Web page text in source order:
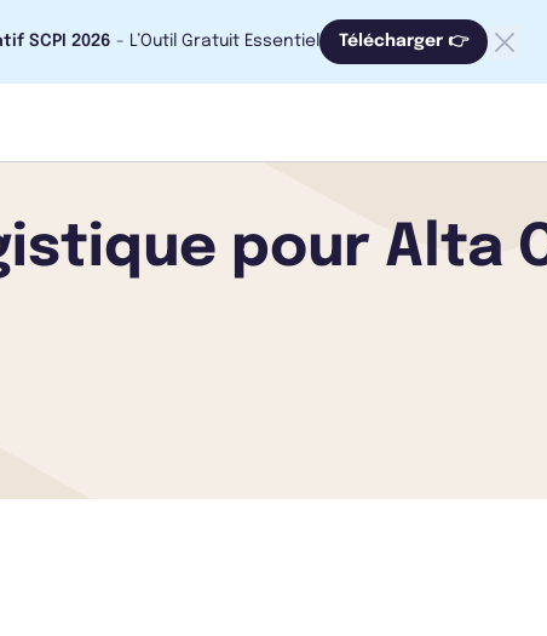
SCPI 2026 - L’Outil Gratuit Essentiel Télécharger 👉
pour Alta